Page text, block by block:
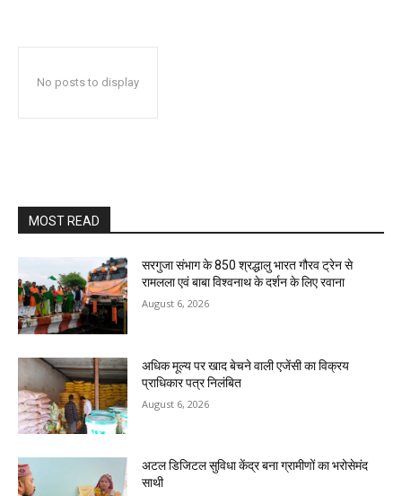
No posts to display
MOST READ
सरगुजा संभाग के 850 श्रद्धालु भारत गौरव ट्रेन से
रामलला एवं बाबा विश्वनाथ के दर्शन के लिए रवाना
August 6, 2026
अधिक मूल्य पर खाद बेचने वाली एजेंसी का विक्रय
प्राधिकार पत्र निलंबित
August 6, 2026
अटल डिजिटल सुविधा केंद्र बना ग्रामीणों का भरोसेमंद
साथी